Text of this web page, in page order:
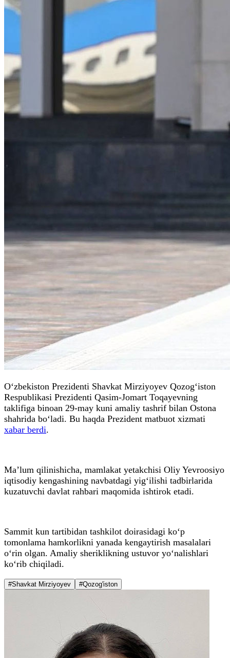
O‘zbekiston Prezidenti Shavkat Mirziyoyev Qozog‘iston
Respublikasi Prezidenti Qasim-Jomart Toqayevning
taklifiga binoan 29-may kuni amaliy tashrif bilan Ostona
shahrida bo‘ladi. Bu haqda Prezident matbuot xizmati
xabar berdi.
Ma’lum qilinishicha, mamlakat yetakchisi Oliy Yevroosiyo
iqtisodiy kengashining navbatdagi yig‘ilishi tadbirlarida
kuzatuvchi davlat rahbari maqomida ishtirok etadi.
Sammit kun tartibidan tashkilot doirasidagi ko‘p
tomonlama hamkorlikni yanada kengaytirish masalalari
o‘rin olgan. Amaliy sheriklikning ustuvor yo‘nalishlari
ko‘rib chiqiladi.
#Shavkat Mirziyoyev #Qozog'iston